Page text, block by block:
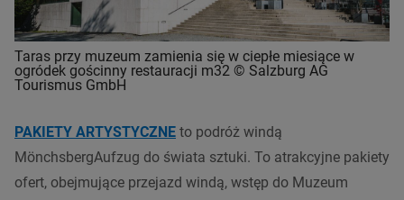
Taras przy muzeum zamienia się w ciepłe miesiące w
ogródek gościnny restauracji m32 © Salzburg AG
Tourismus GmbH
PAKIETY ARTYSTYCZNE to podróż windą
MönchsbergAufzug do świata sztuki. To atrakcyjne pakiety
ofert, obejmujące przejazd windą, wstęp do Muzeum